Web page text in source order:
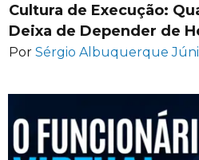
Cultura de Execução:
Deixa de Depender de
Por Sérgio Albuquerque